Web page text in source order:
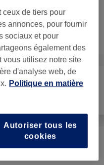
?
de prestations
(1) 45 €
ceux de tiers pour
annonces, pour fournir
sociaux et pour
également des
vous utilisez notre site
d'analyse web, de
Politique en matière
Autoriser tous les
cookies